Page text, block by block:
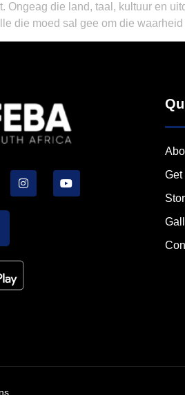
Ongeag die land, taal, kultuur en
die moed sal gee om die
Get